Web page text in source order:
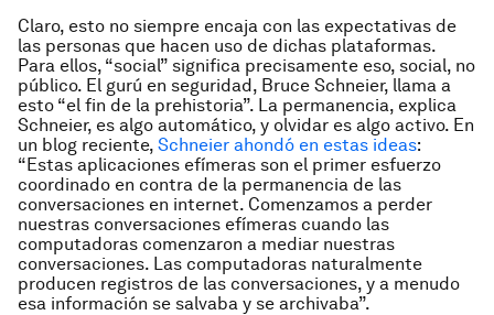
Claro, esto no siempre encaja con las expectativas de
las personas que hacen uso de dichas plataformas.
Para ellos, “social” significa precisamente eso, social, no
público. El gurú en seguridad, Bruce Schneier, llama a
esto “el fin de la prehistoria”. La permanencia, explica
Schneier, es algo automático, y olvidar es algo activo. En
un blog reciente, Schneier ahondó en estas ideas:
“Estas aplicaciones efímeras son el primer esfuerzo
coordinado en contra de la permanencia de las
conversaciones en internet. Comenzamos a perder
nuestras conversaciones efímeras cuando las
computadoras comenzaron a mediar nuestras
conversaciones. Las computadoras naturalmente
producen registros de las conversaciones, y a menudo
esa información se salvaba y se archivaba”.